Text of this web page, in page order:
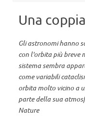
Una
Gli astronomi hanno
con l'orbita più breve
sistema sembra
come variabili
orbita molto vicino a
parte della sua
Nature